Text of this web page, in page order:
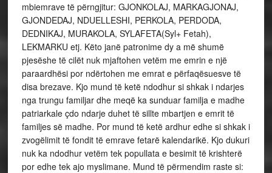
mbiemrave të përngjitur: GJONKOLAJ, MARKAGJONAJ,
GJONDEDAJ, NDUELLESHI, PERKOLA, PERDODA,
DEDNIKAJ, MURAKOLA, SYLAFETA(Syl+ Fetah),
LEKMARKU etj. Këto janë patronime dy a më shumë
pjesëshe të cilët nuk mjaftohen vetëm me emrin e një
paraardhësi por ndërtohen me emrat e përfaqësuesve të
disa brezave. Kjo mund të ketë ndodhur si shkak i ndarjes
nga trungu familjar dhe meqë ka sunduar familja e madhe
patriarkale çdo ndarje duhet të sillte mbartjen e emrit të
familjes së madhe. Por mund të ketë ardhur edhe si shkak i
zvogëlimit të fondit të emrave fetarë kalendarikë. Kjo dukuri
nuk ka ndodhur vetëm tek popullata e besimit të krishterë
por edhe tek ajo myslimane. Mund të përmendim raste si: